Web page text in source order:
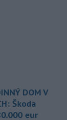
DOM V
Škoda
eur